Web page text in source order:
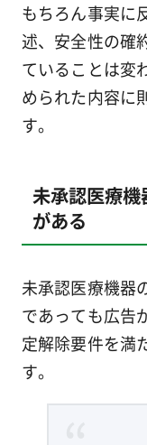
もちろん事実に
述、安全性の確
ていることは変
められた内容に
す。
未承認医療
がある
未承認医療機器
であっても広告
定解除要件を満
す。